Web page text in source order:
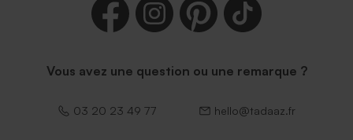
Vous avez une question ou une remarque ?
03 20 23 49 77 hello@tadaaz.fr